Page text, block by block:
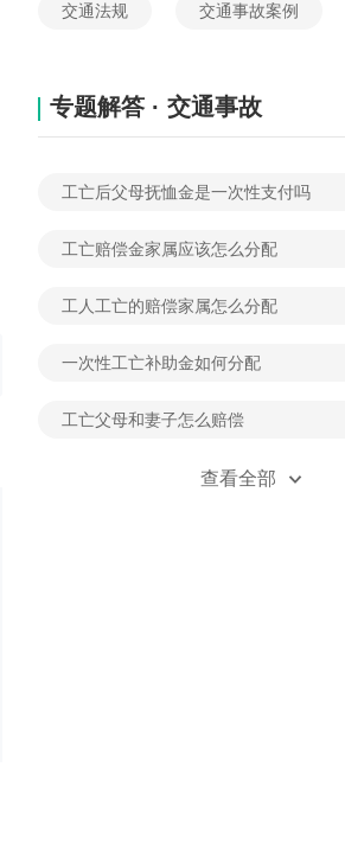
交通法规 交通事故案例
专题解答 · 交通事故
工亡后父母抚恤金是一次性支付吗
工亡赔偿金家属应该怎么分配
工人工亡的赔偿家属怎么分配
一次性工亡补助金如何分配
工亡父母和妻子怎么赔偿
工伤赔偿款80万家属怎么分配
查看全部